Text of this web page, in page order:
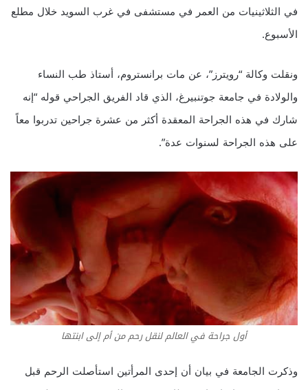
في الثلاثينيات من العمر في مستشفى في غرب السويد خلال مطلع
الأسبوع.
ونقلت وكالة “رويترز”، عن مات برانستروم، أستاذ طب النساء
والولادة في جامعة جوتنبيرغ، الذي قاد الفريق الجراحي قوله “إنه
شارك في هذه الجراحة المعقدة أكثر من عشرة جراحين تدربوا معاً
على هذه الجراحة لسنوات عدة”.
أول جراحة في العالم لنقل رحم من أم إلى ابنتها
وذكرت الجامعة في بيان أن إحدى المرأتين استأصلت الرحم قبل